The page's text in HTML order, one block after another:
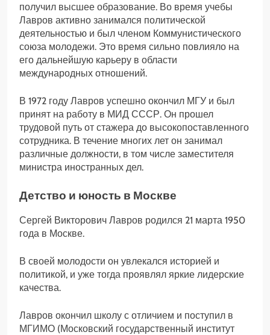
получил высшее образование. Во время учебы
Лавров активно занимался политической
деятельностью и был членом Коммунистического
союза молодежи. Это время сильно повлияло на
его дальнейшую карьеру в области
международных отношений.
В 1972 году Лавров успешно окончил МГУ и был
принят на работу в МИД СССР. Он прошел
трудовой путь от стажера до высокопоставленного
сотрудника. В течение многих лет он занимал
различные должности, в том числе заместителя
министра иностранных дел.
Детство и юность в Москве
Сергей Викторович Лавров родился 21 марта 1950
года в Москве.
В своей молодости он увлекался историей и
политикой, и уже тогда проявлял яркие лидерские
качества.
Лавров окончил школу с отличием и поступил в
МГИМО (Московский государственный институт